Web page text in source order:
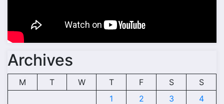
Archives
M T W T F S
S
1
2 3
4